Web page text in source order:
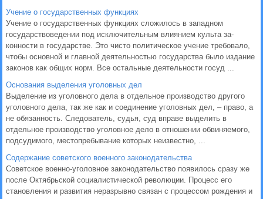
Учение о государственных функциях
Учение о государственных функциях сложилось в западном
государствоведении под исключительным влиянием культа за­
конности в государстве. Это чисто политическое учение требова­ло,
чтобы основной и главной деятельностью государства было издание
законов как общих норм. Все остальные деятельности го­суд ...
Основания выделения уголовных дел
Выделение из уголовного дела в отдельное производство другого
уголовного дела, так же как и соединение уголовных дел, – право, а
не обязанность. Следователь, судья, суд вправе выделить в
отдельное производство уголовное дело в отношении обвиняемого,
подсудимого, местопребывание которых неизвестно, ...
Содержание советского военного законодательства
Советское военно-уголовное законодательство появилось сразу же
после Октябрьской социалистической революции. Процесс его
становления и развития неразрывно связан с процессом рождения и